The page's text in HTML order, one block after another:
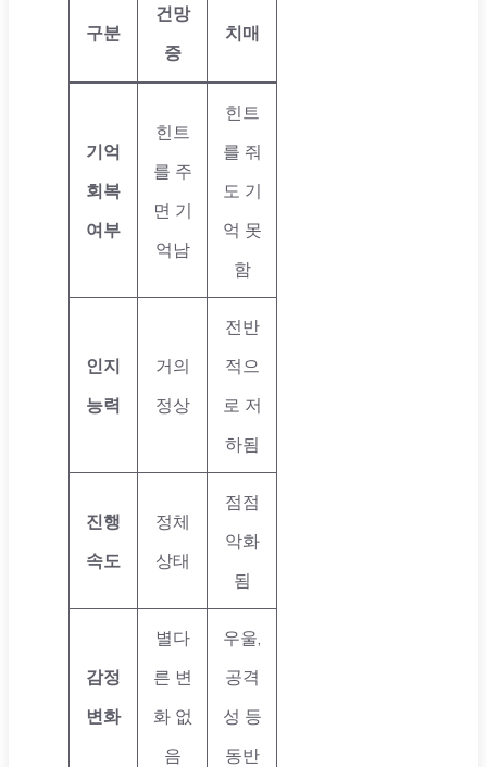
구분
건망
증
치매
기억
회복
여부
힌트
를 주
면 기
억남
힌트
를 줘
도 기
억 못
함
인지
능력
거의
정상
전반
적으
로 저
하됨
진행
속도
정체
상태
점점
악화
됨
감정
변화
별다
른 변
화 없
음
우울,
공격
성 등
동반